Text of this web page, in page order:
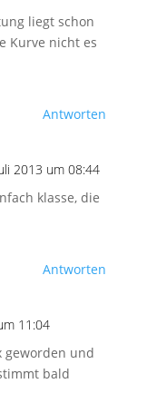
liegt schon
Kurve nicht es
Antworten
2013 um 08:44
klasse, die
Antworten
11:04
geworden und
bald